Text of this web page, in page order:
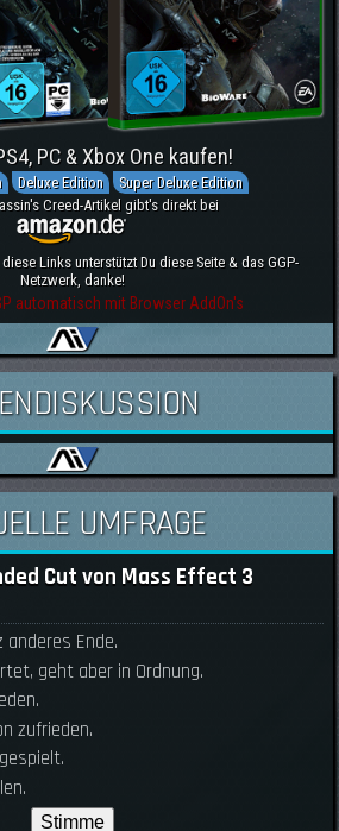
PC & Xbox One kaufen!
Deluxe Edition
Super Deluxe Edition
Creed-Artikel gibt's direkt bei
Links unterstützt Du diese Seite & das GGP-
Netzwerk, danke!
automatisch mit Browser AddOn's
UMFRAGE
Cut von Mass Effect 3
anderes Ende.
geht aber in Ordnung.
zufrieden.